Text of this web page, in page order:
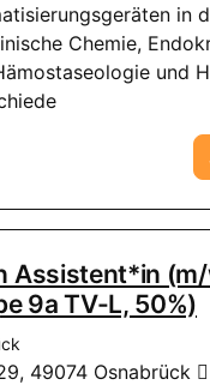
in
Chemie,
und
Assistent*in
9a TV-L, 50%)
49074 Osnabrück